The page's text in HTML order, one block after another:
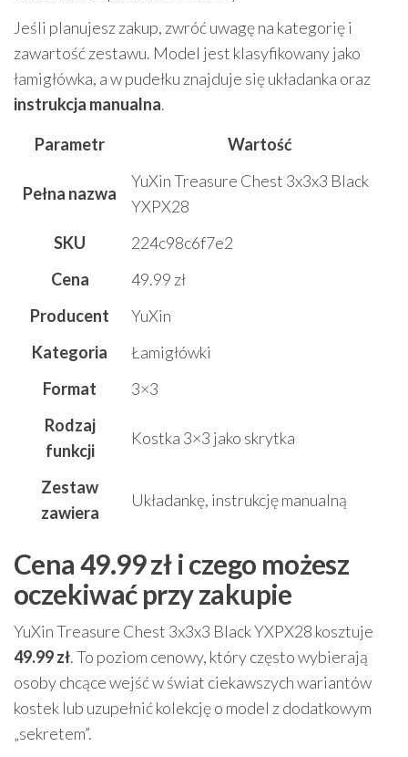
Jeśli planujesz zakup, zwróć uwagę na kategorię i
zawartość zestawu. Model jest klasyfikowany jako
łamigłówka, a w pudełku znajduje się układanka oraz
instrukcja manualna.
Parametr
Wartość
Pełna nazwa
YuXin Treasure Chest 3x3x3 Black
YXPX28
SKU
224c98c6f7e2
Cena
49.99 zł
Producent
YuXin
Kategoria
Łamigłówki
Format
3×3
Rodzaj
funkcji
Kostka 3×3 jako skrytka
Zestaw
zawiera
Układankę, instrukcję manualną
Cena 49.99 zł i czego możesz
oczekiwać przy zakupie
YuXin Treasure Chest 3x3x3 Black YXPX28 kosztuje
49.99 zł. To poziom cenowy, który często wybierają
osoby chcące wejść w świat ciekawszych wariantów
kostek lub uzupełnić kolekcję o model z dodatkowym
„sekretem”.